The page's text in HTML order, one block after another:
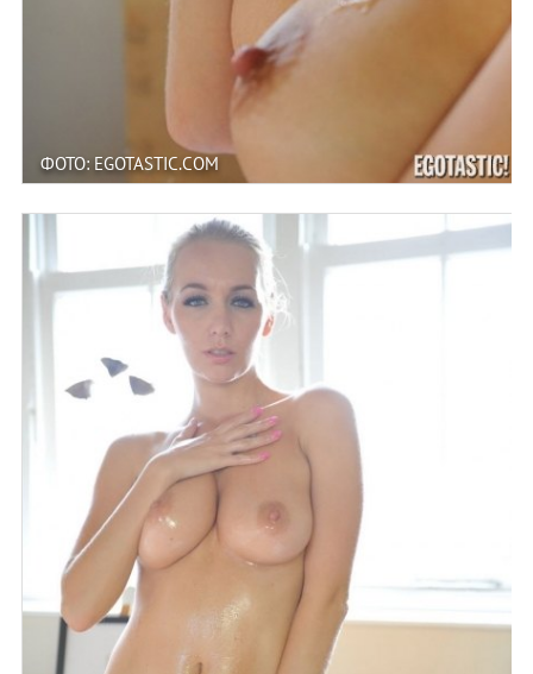
ФОТО: EGOTASTIC.COM